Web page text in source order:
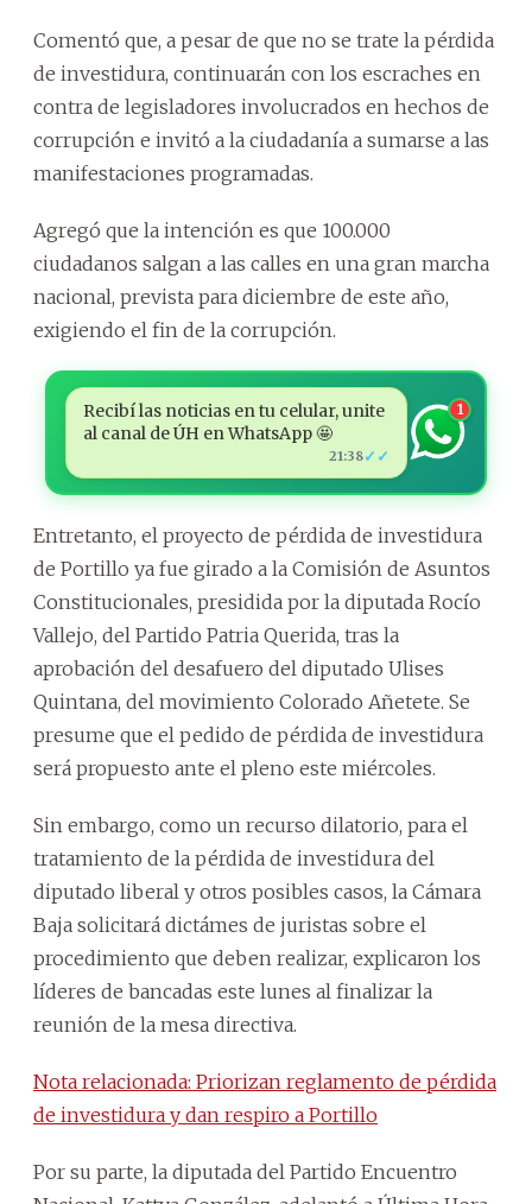
Comentó que, a pesar de que no se trate la pérdida
de investidura, continuarán con los escraches en
contra de legisladores involucrados en hechos de
corrupción e invitó a la ciudadanía a sumarse a las
manifestaciones programadas.
Agregó que la intención es que 100.000
ciudadanos salgan a las calles en una gran marcha
nacional, prevista para diciembre de este año,
exigiendo el fin de la corrupción.
Recibí las noticias en tu celular, unite
al canal de ÚH en WhatsApp 🤩
21:38✓✓
1
Entretanto, el proyecto de pérdida de investidura
de Portillo ya fue girado a la Comisión de Asuntos
Constitucionales, presidida por la diputada Rocío
Vallejo, del Partido Patria Querida, tras la
aprobación del desafuero del diputado Ulises
Quintana, del movimiento Colorado Añetete. Se
presume que el pedido de pérdida de investidura
será propuesto ante el pleno este miércoles.
Sin embargo, como un recurso dilatorio, para el
tratamiento de la pérdida de investidura del
diputado liberal y otros posibles casos, la Cámara
Baja solicitará dictámes de juristas sobre el
procedimiento que deben realizar, explicaron los
líderes de bancadas este lunes al finalizar la
reunión de la mesa directiva.
Nota relacionada: Priorizan reglamento de pérdida
de investidura y dan respiro a Portillo
Por su parte, la diputada del Partido Encuentro